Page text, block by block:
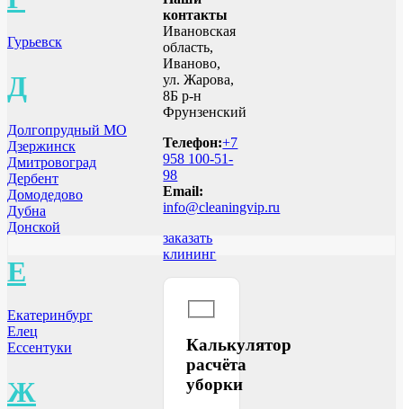
Гурьевск
Д
Долгопрудный МО
Дзержинск
Дмитровоград
Дербент
Домодедово
Дубна
Донской
Е
Екатеринбург
Елец
Ессентуки
Ж
контакты
Ивановская
область,
Иваново,
ул. Жарова,
8Б р-н
Фрунзенский
Телефон:+7
958 100-51-
98
Email:
info@cleaningvip.ru
заказать
клининг
Калькулятор
расчёта
уборки